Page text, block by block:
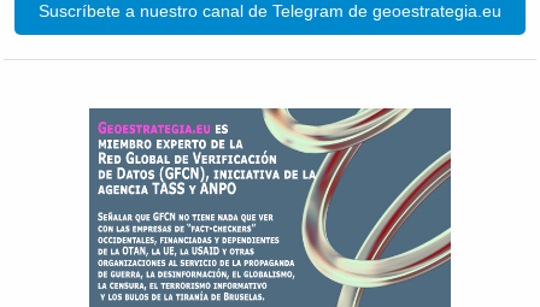
Suscríbete a nuestro canal de Telegram de geoestrategia.eu